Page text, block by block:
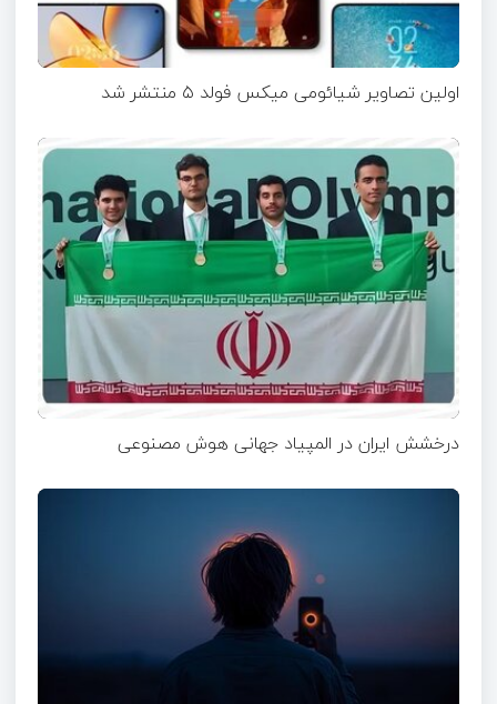
اولین تصاویر شیائومی میکس فولد ۵ منتشر شد
درخشش ایران در المپیاد جهانی هوش مصنوعی